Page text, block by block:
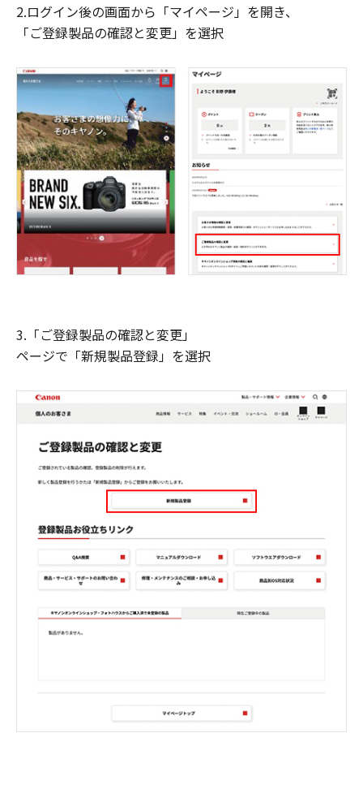
2.ログイン後の画面から「マイページ」を開き、
「ご登録製品の確認と変更」を選択
3.「ご登録製品の確認と変更」
ページで「新規製品登録」を選択